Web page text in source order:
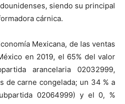
siendo su principal
cárnica.
Mexicana, de las ventas
en 2019, el 65% del valor
arancelaria 02032999,
de carne congelada; un 34 % a
02064999) y el 0, %